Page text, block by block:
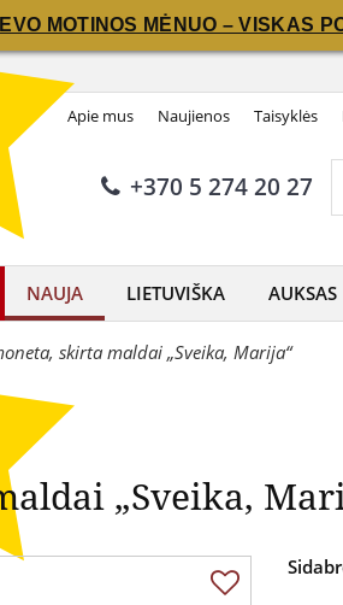
MOTINOS MĖNUO – VISKAS
Apie mus Naujienos Taisyklės
+370 5 274 20 27
NAUJA LIETUVIŠKA AUKSAS
skirta maldai „Sveika, Marija“
„Sveika,
skirta
MOTINOS MĖNUO – VISKAS